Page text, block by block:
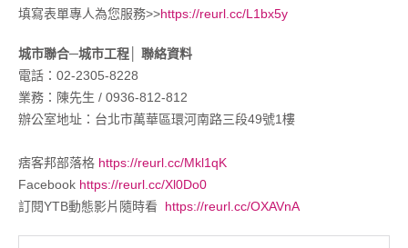
填寫表單專人為您服務>>https://reurl.cc/L1bx5y
城市聯合─城市工程│ 聯絡資料
電話：02-2305-8228
業務：陳先生 / 0936-812-812
辦公室地址：台北市萬華區環河南路三段49號1樓
痞客邦部落格 https://reurl.cc/Mkl1qK
Facebook https://reurl.cc/Xl0Do0
訂閱YTB動態影片隨時看 https://reurl.cc/OXAVnA